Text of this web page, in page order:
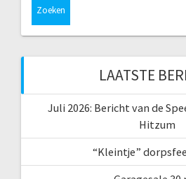
LAATSTE
Juli 2026: Bericht van de
Hitzum
“Kleintje”